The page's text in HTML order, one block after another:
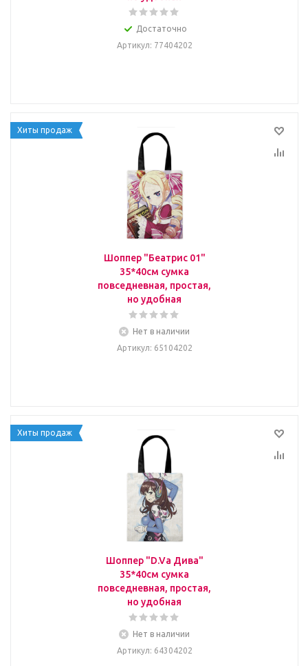
Достаточно
Артикул: 77404202
Хиты продаж
Шоппер "Беатрис 01"
35*40см сумка
повседневная, простая,
но удобная
Нет в наличии
Артикул: 65104202
Хиты продаж
Шоппер "D.Va Дива"
35*40см сумка
повседневная, простая,
но удобная
Нет в наличии
Артикул: 64304202